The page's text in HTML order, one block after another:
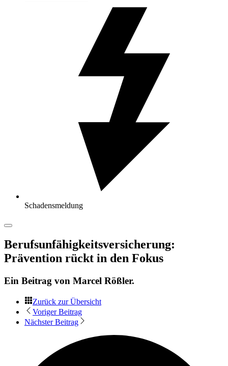
Schadensmeldung
Berufsunfähigkeitsversicherung:
Prävention rückt in den Fokus
Ein Beitrag von Marcel Rößler.
Zurück zur Übersicht
Voriger Beitrag
Nächster Beitrag